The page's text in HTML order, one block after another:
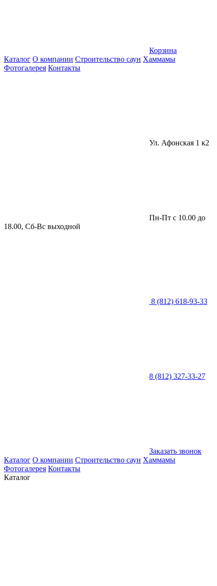
Корзина
Каталог О компании Строительство саун Хаммамы
Фотогалерея Контакты
Ул. Афонская 1 к2
Пн-Пт с 10.00 до
18.00, Сб-Вс выходной
8 (812) 618-93-33
8 (812) 327-33-27
Заказать звонок
Каталог О компании Строительство саун Хаммамы
Фотогалерея Контакты
Каталог